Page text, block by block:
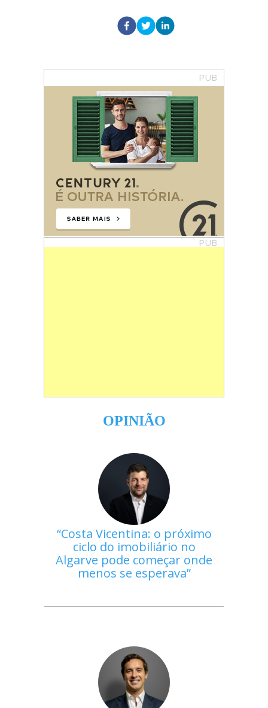
PUB
PUB
OPINIÃO
Costa Vicentina: o próximo
ciclo do imobiliário no
Algarve pode começar onde
menos se esperava